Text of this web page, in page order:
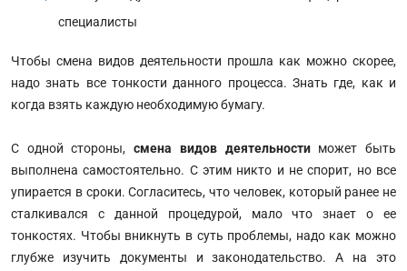
специалисты
Чтобы смена видов деятельности прошла как можно скорее,
надо знать все тонкости данного процесса. Знать где, как и
когда взять каждую необходимую бумагу.
С одной стороны,смена видов деятельности может быть
выполнена самостоятельно. С этим никто и не спорит, но все
упирается в сроки. Согласитесь, что человек, который ранее не
сталкивался с данной процедурой, мало что знает о ее
тонкостях. Чтобы вникнуть в суть проблемы, надо как можно
глубже изучить документы и законодательство. А на это